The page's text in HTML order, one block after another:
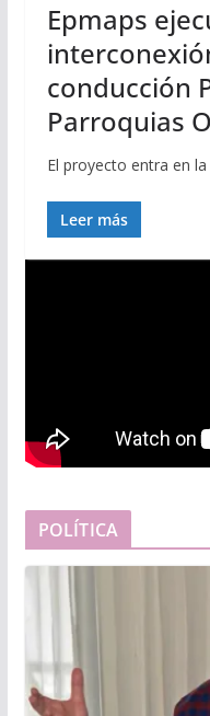
Epmaps
conducción
Parroquias
El proyecto entra en
Leer más
POLÍTICA